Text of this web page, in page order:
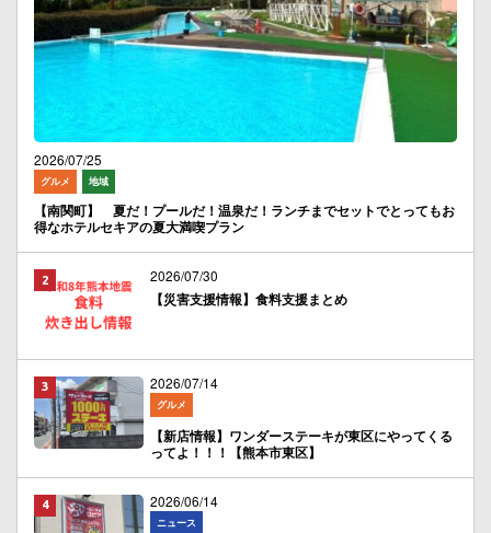
2026/07/25
グルメ 地域
【南関町】 夏だ！プールだ！温泉だ！ランチまでセットでとってもお
得なホテルセキアの夏大満喫プラン
2026/07/30
【災害支援情報】食料支援まとめ
2026/07/14
グルメ
【新店情報】ワンダーステーキが東区にやってくる
ってよ！！！【熊本市東区】
2026/06/14
ニュース